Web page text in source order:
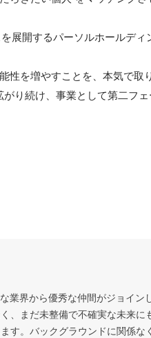
展開するパーソルホールディ
性を増やすことを、本気で取
り続け、事業として第二フ
業界から優秀な仲間がジョイン
、まだ未整備で不確実な未来に
す。バックグラウンドに関係な